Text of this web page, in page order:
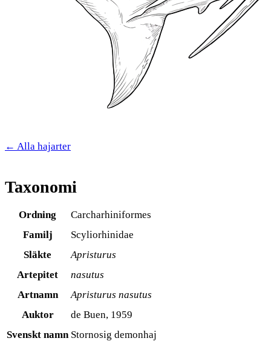
← Alla hajarter
Taxonomi
Ordning
Carcharhiniformes
Familj
Scyliorhinidae
Släkte
Apristurus
Artepitet
nasutus
Artnamn
Apristurus nasutus
Auktor
de Buen, 1959
Svenskt namn Stornosig demonhaj